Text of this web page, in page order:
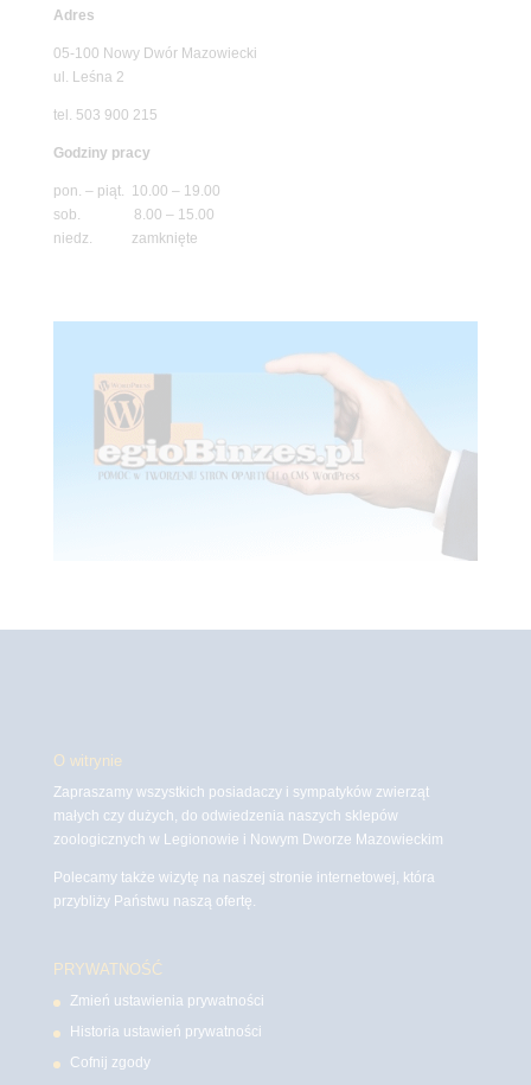
Adres
05-100 Nowy Dwór Mazowiecki
ul. Leśna 2
tel. 503 900 215
Godziny pracy
pon. – piąt. 10.00 – 19.00
sob. 8.00 – 15.00
niedz. zamknięte
O witrynie
Zapraszamy wszystkich posiadaczy i sympatyków zwierząt
małych czy dużych, do odwiedzenia naszych sklepów
zoologicznych w Legionowie i Nowym Dworze Mazowieckim
Polecamy także wizytę na naszej stronie internetowej, która
przybliży Państwu naszą ofertę.
PRYWATNOŚĆ
Zmień ustawienia prywatności
Historia ustawień prywatności
Cofnij zgody